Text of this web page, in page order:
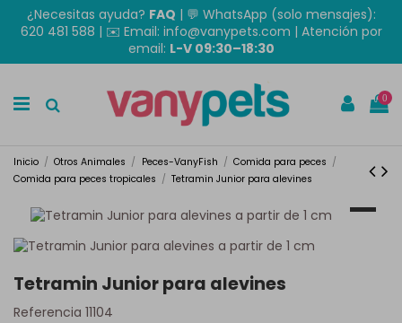
¿Necesitas ayuda? FAQ | 💬 WhatsApp (solo mensajes):
620 481 588 | ✉️ Email: info@vanypets.com | Atención por
email: L-V 09:30–18:30
0
Inicio Otros Animales Peces-VanyFish
Comida para peces
Comida para peces tropicales
Tetramin Junior para alevines
Tetramin Junior para alevines
Referencia 11104